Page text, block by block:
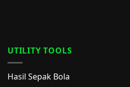
UTILITY TOOLS
Hasil Sepak Bola